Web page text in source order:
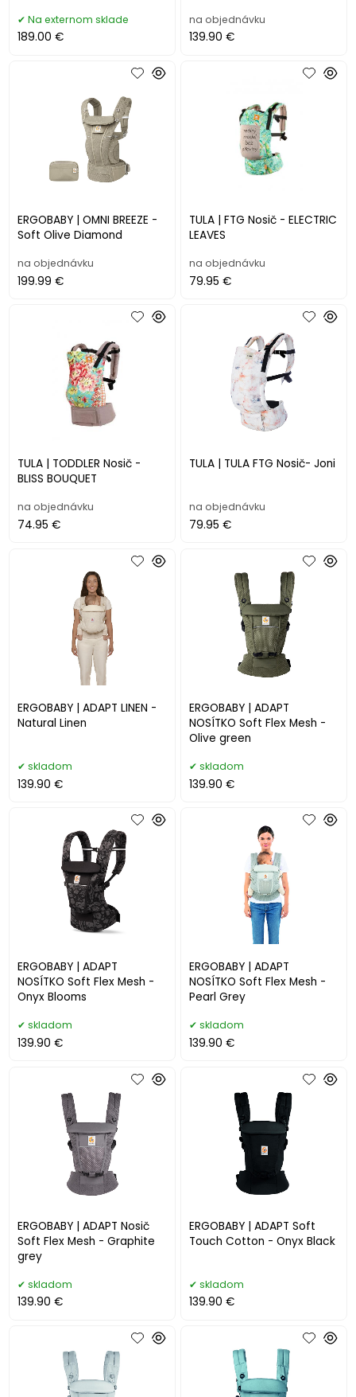
Na externom sklade
189.00 €
na objednávku
139.90 €
ERGOBABY | OMNI BREEZE -
Soft Olive Diamond
na objednávku
199.99 €
TULA | FTG Nosič - ELECTRIC
LEAVES
na objednávku
79.95 €
TULA | TODDLER Nosič -
BLISS BOUQUET
na objednávku
74.95 €
TULA | TULA FTG Nosič- Joni
na objednávku
79.95 €
ERGOBABY | ADAPT LINEN -
Natural Linen
skladom
139.90 €
ERGOBABY | ADAPT
NOSÍTKO Soft Flex Mesh -
Olive green
skladom
139.90 €
ERGOBABY | ADAPT
NOSÍTKO Soft Flex Mesh -
Onyx Blooms
skladom
139.90 €
ERGOBABY | ADAPT
NOSÍTKO Soft Flex Mesh -
Pearl Grey
skladom
139.90 €
ERGOBABY | ADAPT Nosič
Soft Flex Mesh - Graphite
grey
skladom
139.90 €
ERGOBABY | ADAPT Soft
Touch Cotton - Onyx Black
skladom
139.90 €